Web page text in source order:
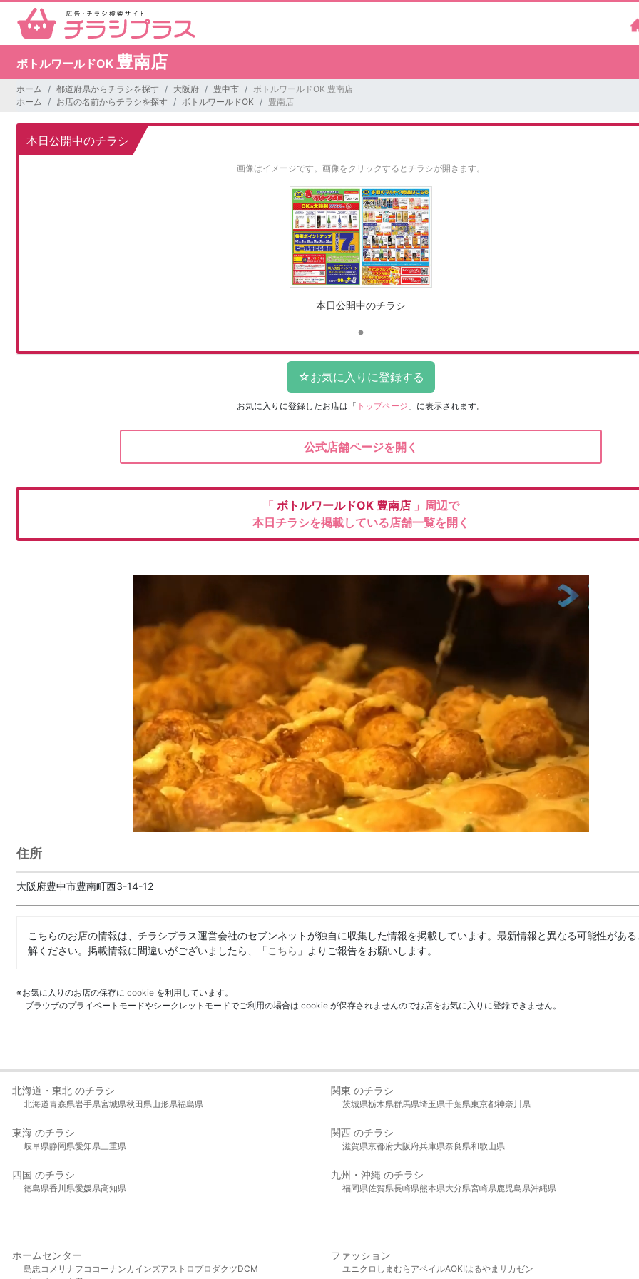
ボトルワールドOK 豊南店
ホーム 都道府県からチラシを探す 大阪府 豊中市
ボトルワールドOK 豊南店
ホーム
お店の名前からチラシを探す ボトルワールドOK 豊南店
本日公開中のチラシ
画像はイメージです。 画像をクリックするとチラシが開きます。
本日公開中のチラシ
お気に入りに登録したお店は 「 トップページ 」に表示されます。
公式店舗ページを開く
「 ボトルワールドOK 豊南店 」周辺で
本日チラシを掲載している店舗一覧を開く
住所
大阪府豊中市豊南町西3-14-12
こちらのお店の情報は、チラシプラス運営会社のセブンネットが独自に収集した情報を掲載しています。最新情報と異なる可能性があ
解ください。掲載情報に間違いがございましたら、「こちら 」よりご報告をお願いします。
※お気に入りのお店の保存に cookie を利用しています。
ブラウザのプライベートモードやシークレットモードでご利用の場合は cookie が保存されませんのでお店をお気に入りに登録できません。
北海道・東北 のチラシ
北海道青森県岩手県宮城県秋田県山形県福島県
関東 のチラシ
茨城県栃木県群馬県埼玉県千葉県東京都神奈川県
東海 のチラシ
岐阜県静岡県愛知県三重県
関西 のチラシ
滋賀県京都府大阪府兵庫県奈良県和歌山県
四国 のチラシ
徳島県香川県愛媛県高知県
九州・沖縄 のチラシ
福岡県佐賀県長崎県熊本県大分県宮崎県鹿児島県沖縄県
ホームセンター
島忠 コメリ ナフコ コーナンカインズアストロプロダクツDCM
ファッション
ユニクロ しまむら アベイルAOKIはるやま サカゼン